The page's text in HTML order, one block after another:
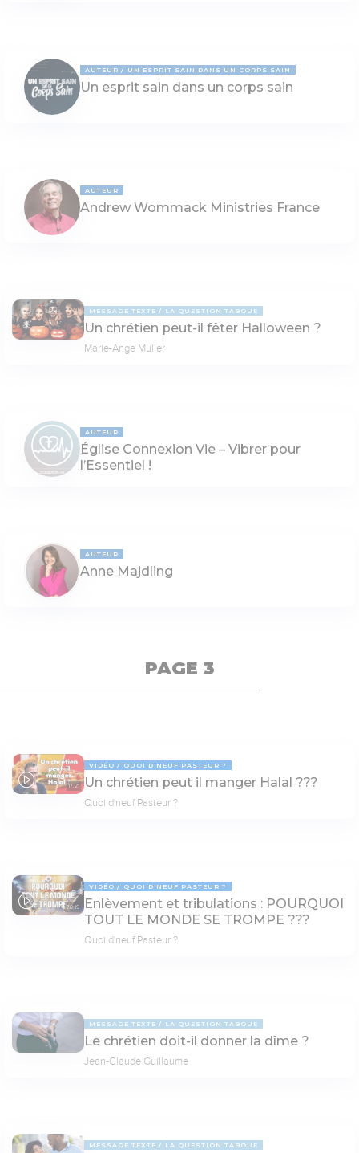
AUTEUR UN ESPRIT SAIN DANS UN CORPS SAIN
Un esprit sain dans un corps sain
AUTEUR
Andrew Wommack Ministries France
MESSAGE TEXTE LA QUESTION TABOUE
Un chrétien peut-il fêter Halloween ?
Marie-Ange Muller
AUTEUR
Église Connexion Vie – Vibrer pour
l’Essentiel !
AUTEUR
Anne Majdling
PAGE 3
17:21
VIDÉO QUOI D'NEUF PASTEUR ?
Un chrétien peut il manger Halal ???
Quoi d'neuf Pasteur ?
78:19
VIDÉO QUOI D'NEUF PASTEUR ?
Enlèvement et tribulations : POURQUOI
TOUT LE MONDE SE TROMPE ???
Quoi d'neuf Pasteur ?
MESSAGE TEXTE LA QUESTION TABOUE
Le chrétien doit-il donner la dîme ?
Jean-Claude Guillaume
MESSAGE TEXTE LA QUESTION TABOUE